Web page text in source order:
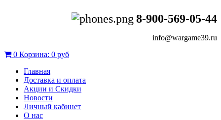
8-900-569-05-44
info@wargame39.ru
0 Корзина: 0 руб
Главная
Доставка и оплата
Акции и Скидки
Новости
Личный кабинет
О нас